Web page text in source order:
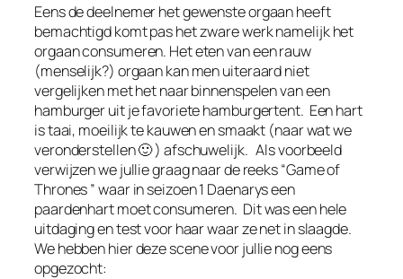
Eens de deelnemer het gewenste orgaan heeft
bemachtigd komt pas het zware werk namelijk het
orgaan consumeren. Het eten van een rauw
(menselijk?) orgaan kan men uiteraard niet
vergelijken met het naar binnenspelen van een
hamburger uit je favoriete hamburgertent. Een hart
is taai, moeilijk te kauwen en smaakt (naar wat we
veronderstellen 🙂 ) afschuwelijk. Als voorbeeld
verwijzen we jullie graag naar de reeks “Game of
Thrones ” waar in seizoen 1 Daenarys een
paardenhart moet consumeren. Dit was een hele
uitdaging en test voor haar waar ze net in slaagde.
We hebben hier deze scene voor jullie nog eens
opgezocht: